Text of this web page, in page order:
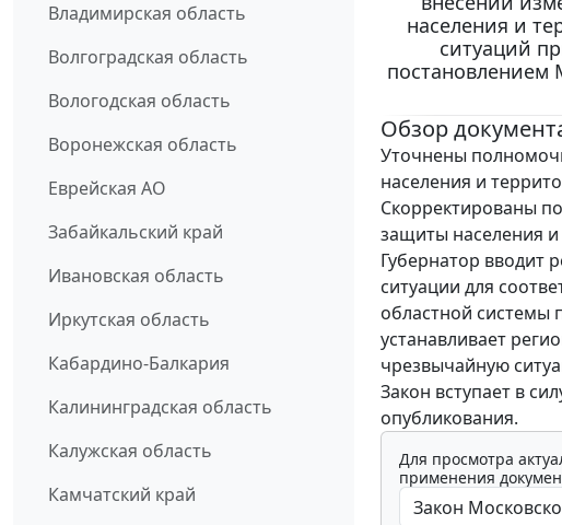
Владимирская область
Волгоградская область
Вологодская область
Воронежская область
Еврейская АО
Забайкальский край
Ивановская область
Иркутская область
Кабардино-Балкария
Калининградская область
Калужская область
Камчатский край
населения и
ситуаций
постановлением
Обзор
Уточнены
населения и
Скорректированы
защиты населения
Губернатор вводит
ситуации для
областной системы
устанавливает
чрезвычайную
Закон вступает в
опубликования.
Для просмотра
применения